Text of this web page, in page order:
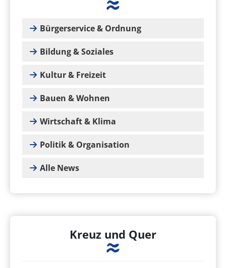
Bürgerservice & Ordnung
Bildung & Soziales
Kultur & Freizeit
Bauen & Wohnen
Wirtschaft & Klima
Politik & Organisation
Alle News
Kreuz und Quer